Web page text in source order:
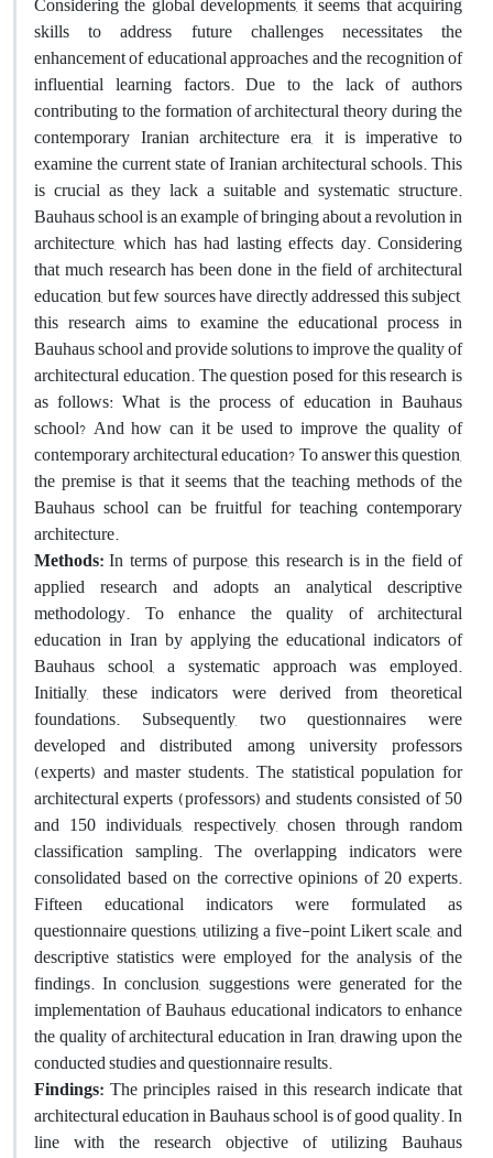
skills to address future challenges necessitates the
enhancement of educational approaches and the recognition of
influential learning factors. Due to the lack of authors
contributing to the formation of architectural theory during the
contemporary Iranian architecture era, it is imperative to
examine the current state of Iranian architectural schools. This
is crucial as they lack a suitable and systematic structure.
Bauhaus school is an example of bringing about a revolution in
architecture, which has had lasting effects day. Considering
that much research has been done in the field of architectural
education, but few sources have directly addressed this subject,
this research aims to examine the educational process in
Bauhaus school and provide solutions to improve the quality of
architectural education. The question posed for this research is
as follows: What is the process of education in Bauhaus
school? And how can it be used to improve the quality of
contemporary architectural education? To answer this question,
the premise is that it seems that the teaching methods of the
Bauhaus school can be fruitful for teaching contemporary
architecture.
Methods:In terms of purpose, this research is in the field of
applied research and adopts an analytical descriptive
methodology. To enhance the quality of architectural
education in Iran by applying the educational indicators of
Bauhaus school, a systematic approach was employed.
Initially, these indicators were derived from theoretical
foundations. Subsequently, two questionnaires were
developed and distributed among university professors
(experts) and master students. The statistical population for
architectural experts (professors) and students consisted of 50
and 150 individuals, respectively, chosen through random
classification sampling. The overlapping indicators were
consolidated based on the corrective opinions of 20 experts.
Fifteen educational indicators were formulated as
questionnaire questions, utilizing a five-point Likert scale, and
descriptive statistics were employed for the analysis of the
findings. In conclusion, suggestions were generated for the
implementation of Bauhaus educational indicators to enhance
the quality of architectural education in Iran, drawing upon the
conducted studies and questionnaire results.
Findings: The principles raised in this research indicate that
architectural education in Bauhaus school is of good quality. In
line with the research objective of utilizing Bauhaus